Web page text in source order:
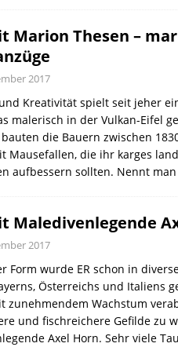
Marion Thesen –
2017
Kreativität spielt seit jeher
malerisch in der Vulkan-Eifel
die Bauern zwischen
Mausefallen, die ihr karges
aufbessern sollten. Nennt
Maledivenlegende
2017
Form wurde ER schon in
Österreichs und Italiens
zunehmendem Wachstum
und fischreichere Gefilde zu
Axel Horn. Sehr viele